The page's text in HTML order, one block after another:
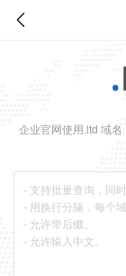
企业官网使用.ltd 域